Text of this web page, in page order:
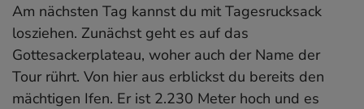
Am nächsten Tag kannst du mit Tagesrucksack
losziehen. Zunächst geht es auf das
Gottesackerplateau, woher auch der Name der
Tour rührt. Von hier aus erblickst du bereits den
mächtigen Ifen. Er ist 2.230 Meter hoch und es